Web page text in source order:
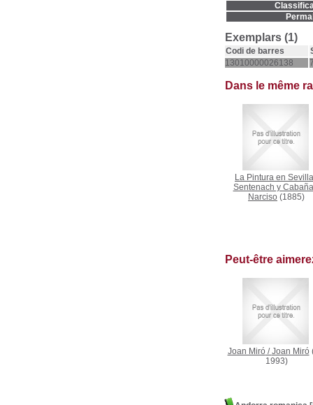
Exemplars (1)
Codi de barres
13010000026138
Dans le même
La Pintura en Sevilla
Sentenach y
Narciso (1885)
Peut-être
Joan Miró/Joan Miró
1993)